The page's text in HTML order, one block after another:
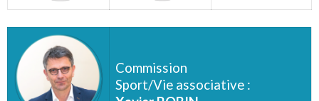
Commission
Sport/Vie associative :